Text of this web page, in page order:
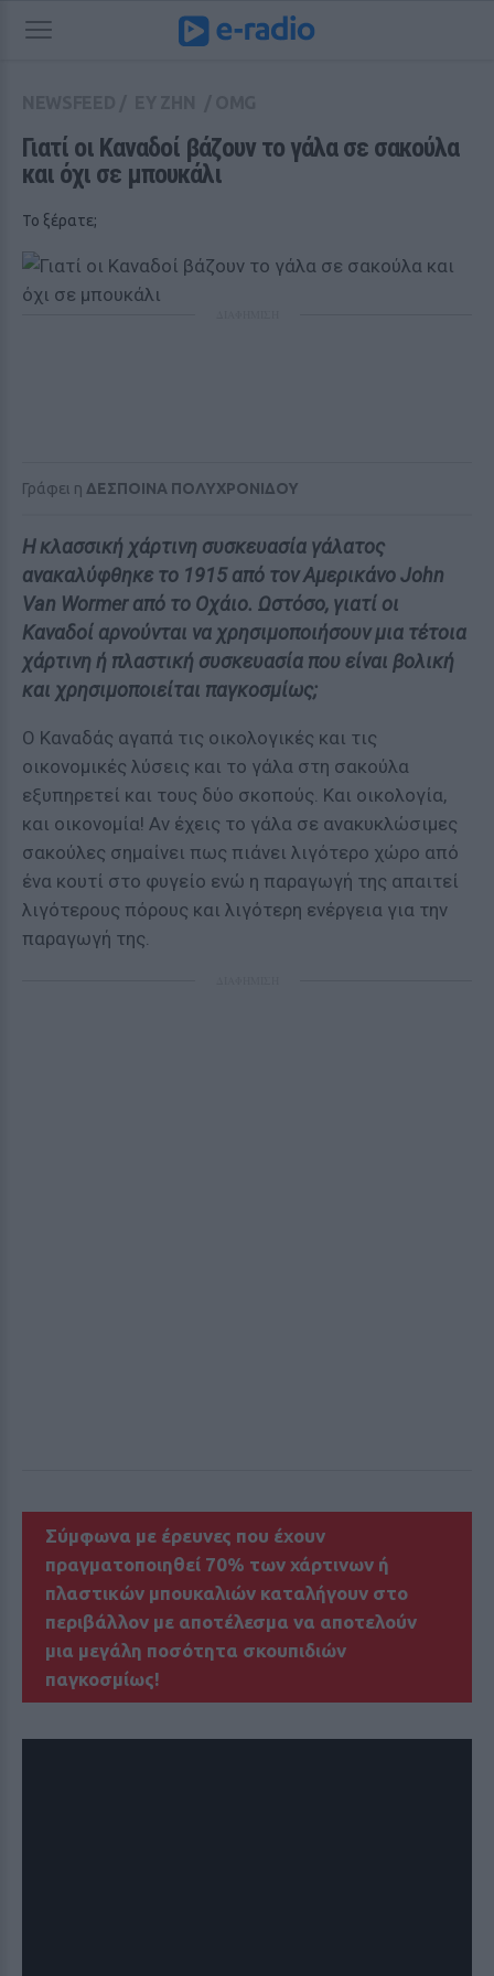
Γιατί οι Καναδοί βάζουν το γάλα σε σακούλα
και όχι σε μπουκάλι
Το ξέρατε;
Γράφει η ΔΕΣΠΟΙΝΑ ΠΟΛΥΧΡΟΝΙΔΟΥ
Η κλασσική χάρτινη συσκευασία γάλατος
ανακαλύφθηκε το 1915 από τον Αμερικάνο John
Van Wormer από το Οχάιο. Ωστόσο, γιατί οι
Καναδοί αρνούνται να χρησιμοποιήσουν μια τέτοια
χάρτινη ή πλαστική συσκευασία που είναι βολική
και χρησιμοποιείται παγκοσμίως;
O Καναδάς αγαπά τις οικολογικές και τις
οικονομικές λύσεις και το γάλα στη σακούλα
εξυπηρετεί και τους δύο σκοπούς. Και οικολογία,
και οικονομία! Αν έχεις το γάλα σε ανακυκλώσιμες
σακούλες σημαίνει πως πιάνει λιγότερο χώρο από
ένα κουτί στο φυγείο ενώ η παραγωγή της απαιτεί
λιγότερους πόρους και λιγότερη ενέργεια για την
παραγωγή της.
Σύμφωνα με έρευνες που έχουν
πραγματοποιηθεί 70% των χάρτινων ή
πλαστικών μπουκαλιών καταλήγουν στο
περιβάλλον με αποτέλεσμα να αποτελούν
μια μεγάλη ποσότητα σκουπιδιών
παγκοσμίως!